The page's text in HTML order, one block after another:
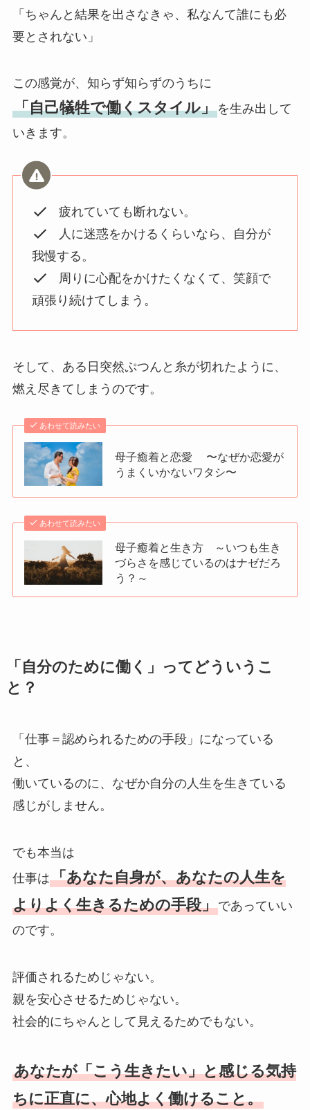
「ちゃんと結果を出さなきゃ、私なんて誰にも必
要とされない」
この感覚が、知らず知らずのうちに
「自己犠牲で働くスタイル」を生み出して
いきます。
疲れていても断れない。
人に迷惑をかけるくらいなら、自分が
我慢する。
周りに心配をかけたくなくて、笑顔で
頑張り続けてしまう。
そして、ある日突然ぷつんと糸が切れたように、
燃え尽きてしまうのです。
あわせて読みたい
母子癒着と恋愛 〜なぜか恋愛が
うまくいかないワタシ〜
あわせて読みたい
母子癒着と生き方 ～いつも生き
づらさを感じているのはナゼだろ
う？～
「自分のために働く」ってどういうこ
と？
「仕事＝認められるための手段」になっている
と、
働いているのに、なぜか自分の人生を生きている
感じがしません。
でも本当は
仕事は「あなた自身が、あなたの人生を
よりよく生きるための手段」であっていい
のです。
評価されるためじゃない。
親を安心させるためじゃない。
社会的にちゃんとして見えるためでもない。
あなたが「こう生きたい」と感じる気持
ちに正直に、心地よく働けること。